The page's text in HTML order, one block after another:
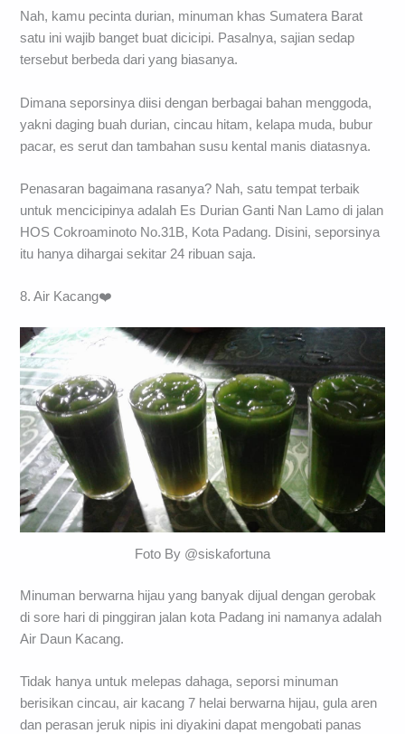
Nah, kamu pecinta durian, minuman khas Sumatera Barat
satu ini wajib banget buat dicicipi. Pasalnya, sajian sedap
tersebut berbeda dari yang biasanya.
Dimana seporsinya diisi dengan berbagai bahan menggoda,
yakni daging buah durian, cincau hitam, kelapa muda, bubur
pacar, es serut dan tambahan susu kental manis diatasnya.
Penasaran bagaimana rasanya? Nah, satu tempat terbaik
untuk mencicipinya adalah Es Durian Ganti Nan Lamo di jalan
HOS Cokroaminoto No.31B, Kota Padang. Disini, seporsinya
itu hanya dihargai sekitar 24 ribuan saja.
8. Air Kacang❤️
Foto By @siskafortuna
Minuman berwarna hijau yang banyak dijual dengan gerobak
di sore hari di pinggiran jalan kota Padang ini namanya adalah
Air Daun Kacang.
Tidak hanya untuk melepas dahaga, seporsi minuman
berisikan cincau, air kacang 7 helai berwarna hijau, gula aren
dan perasan jeruk nipis ini diyakini dapat mengobati panas